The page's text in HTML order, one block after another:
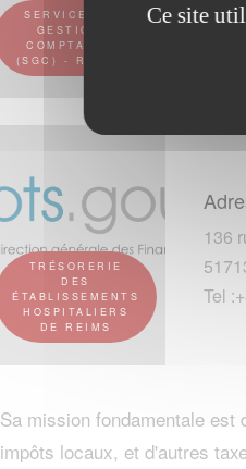
SERVICE DE
GESTION
COMPTABLE
(SGC) - REIMS
Tel
TRÉSORERIE
DES
ÉTABLISSEMENTS
HOSPITALIERS
DE REIMS
136
Tel
Sa mission fondamentale
impôts locaux, et d'autres
Ce site